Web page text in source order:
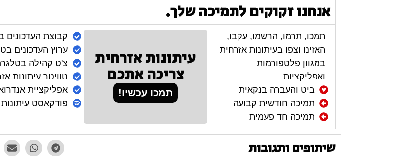
אנחנו זקוקים לתמיכה שלך.
תמכו, תרמו, הרשמו, עקבו,
האזינו וצפו בעיתונות אזרחית
במגוון פלטפורמות
ואפליקציות.
ביט והעברה בנקאית
תמיכה חודשית קבועה
תמיכה חד פעמית
עיתונות אזרחית
צריכה אתכם
תמכו עכשיו!
קבוצת העדכונים
ערוץ העדכונים
צ'ט קהילה
טוויטר עיתונות
אפליקציית
פודקאסט
שיתופים ותגובות